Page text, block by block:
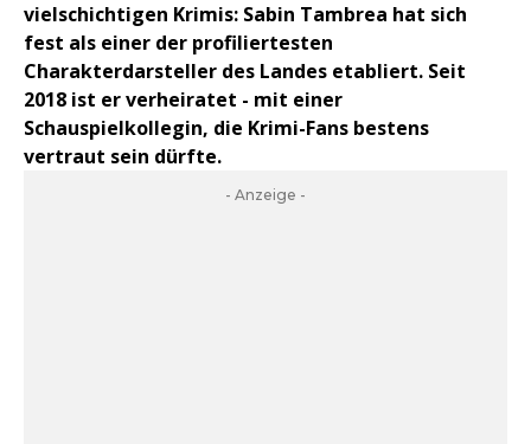
vielschichtigen Krimis: Sabin Tambrea hat sich
fest als einer der profiliertesten
Charakterdarsteller des Landes etabliert. Seit
2018 ist er verheiratet - mit einer
Schauspielkollegin, die Krimi-Fans bestens
vertraut sein dürfte.
- Anzeige -